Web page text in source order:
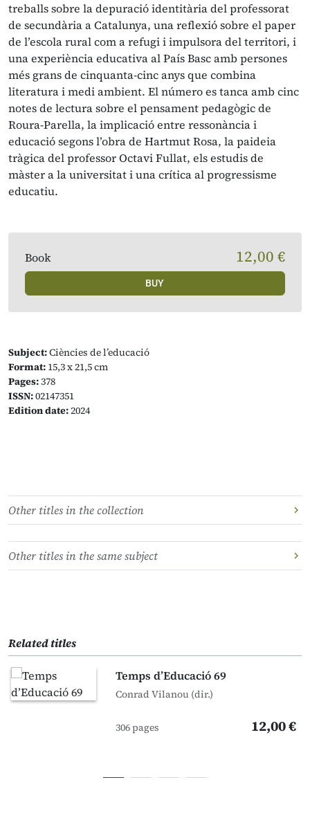
treballs sobre la depuració identitària del professorat
de secundària a Catalunya, una reflexió sobre el paper
de l’escola rural com a refugi i impulsora del territori, i
una experiència educativa al País Basc amb persones
més grans de cinquanta-cinc anys que combina
literatura i medi ambient. El número es tanca amb cinc
notes de lectura sobre el pensament pedagògic de
Roura-Parella, la implicació entre ressonància i
educació segons l’obra de Hartmut Rosa, la paideia
tràgica del professor Octavi Fullat, els estudis de
màster a la universitat i una crítica al progressisme
educatiu.
Subject:Ciències de l’educació
Format: 15,3 x 21,5 cm
Pages:378
ISSN:02147351
Edition date:2024
Book 12,00 €
BUY
Other titles in the collection
Other titles in the same subject
Related titles
Temps d’Educació 69
Conrad Vilanou (dir.)
306 pages 12,00 €